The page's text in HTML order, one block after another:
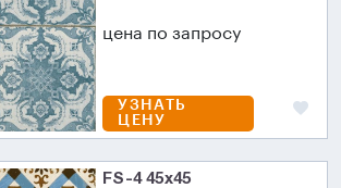
цена по запросу
УЗНАТЬ
ЦЕНУ
FS-4 45х45